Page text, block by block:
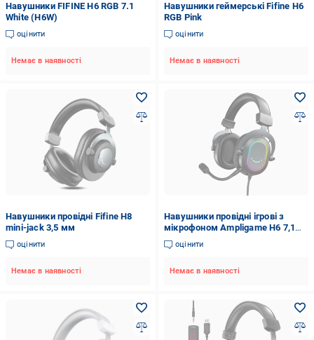
Навушники FIFINE H6 RGB 7.1
White (H6W)
оцінити
Немає в наявності
Навушники геймерські Fifine H6
RGB Pink
оцінити
Немає в наявності
Навушники провідні Fifine H8
mini-jack 3,5 мм
оцінити
Немає в наявності
Навушники провідні ігрові з
мікрофоном Ampligame H6 7,1
9190 fifine 68827 Чорний
оцінити
Немає в наявності